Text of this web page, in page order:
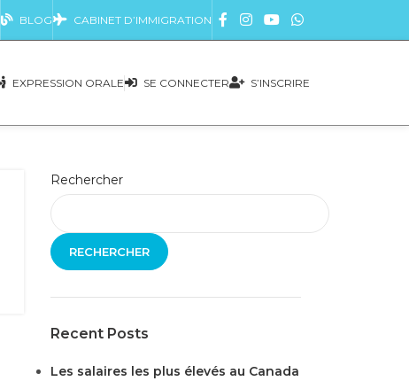
BLOG CABINET D’IMMIGRATION
EXPRESSION ORALE SE CONNECTER S’INSCRIRE
Rechercher
RECHERCHER
Recent Posts
Les salaires les plus élevés au Canada